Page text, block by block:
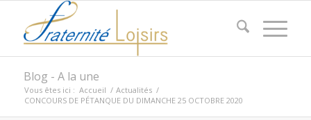
Blog - A la une
Vous êtes ici : Accueil / Actualités /
CONCOURS DE PÉTANQUE DU DIMANCHE 25 OCTOBRE 2020